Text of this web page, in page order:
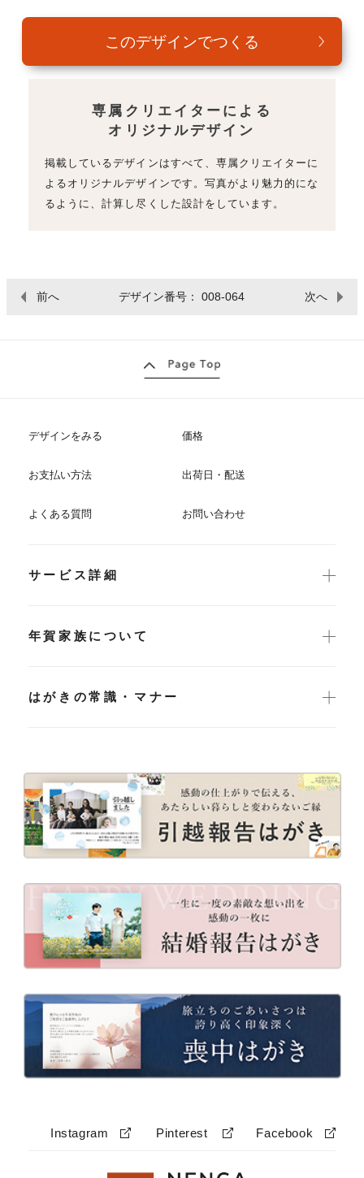
専属クリエイターによる
オリジナルデザイン
掲載しているデザインはすべて、専属クリエイターに
よるオリジナルデザインです。写真がより魅力的にな
るように、計算し尽くした設計をしています。
前へ デザイン番号： 008-064 次へ
デザインをみる 価格
お支払い方法 出荷日・配送
よくある質問 お問い合わせ
サービス詳細
年賀家族について
はがきの常識・マナー
Instagram Pinterest Facebook